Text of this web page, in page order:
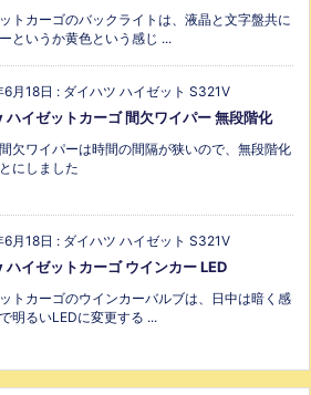
トカーゴのバックライトは、液晶と文字盤共に
というか黄色という感じ ...
月18日 : ダイハツ ハイゼット S321V
ハイゼットカーゴ 間欠ワイパー 無段階化
欠ワイパーは時間の間隔が狭いので、無段階化
にしました
月18日 : ダイハツ ハイゼット S321V
ハイゼットカーゴ ウインカー LED
トカーゴのウインカーバルブは、日中は暗く感
明るいLEDに変更する ...